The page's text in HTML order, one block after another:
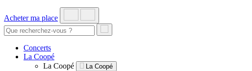
Acheter ma place
Concerts
La Coopé
La Coopé
La Coopé